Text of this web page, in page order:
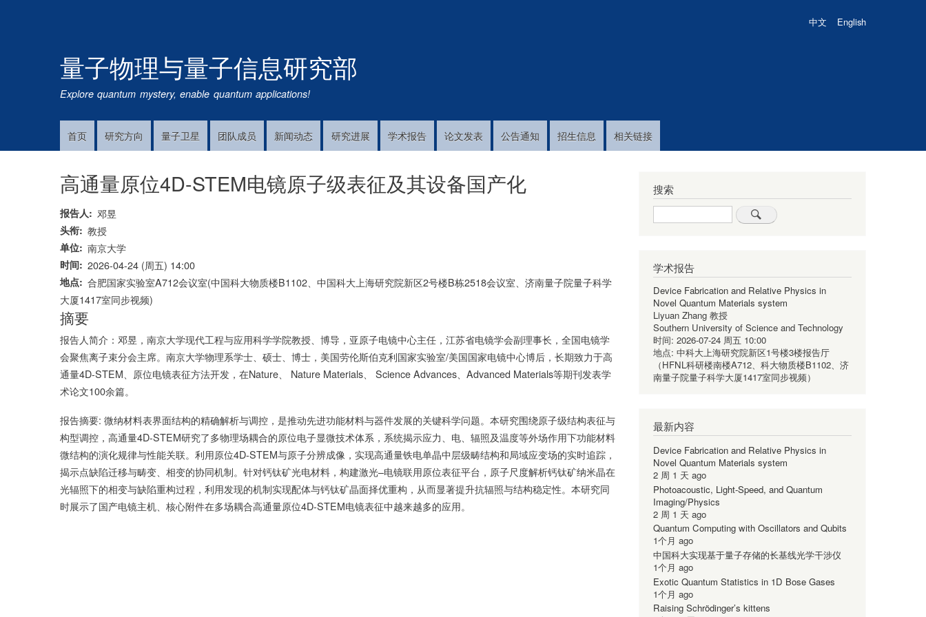
中文 English
量子物理与量子信息研究部
Explore quantum mystery, enable quantum applications!
Main首页 研究方向 量子卫星 团队成员 新闻动态 研究进展 学术报告 论文发表 公告通知 招生信息 相关链接
高通量原位4D-STEM电镜原子级表征及其设备国产化
报告人 邓昱
头衔 教授
单位 南京大学
时间 2026-04-24 (周五) 14:00
地点
合肥国家实验室A712会议室(中国科大物质楼B1102、中国科大上海研究院新区2号楼B栋2518会议室、济南量子院量子科学
大厦1417室同步视频)
摘要
报告人简介：邓昱，南京大学现代工程与应用科学学院教授、博导，亚原子电镜中心主任，江苏省电镜学会副理事长，全国电镜学
会聚焦离子束分会主席。南京大学物理系学士、硕士、博士，美国劳伦斯伯克利国家实验室/美国国家电镜中心博后，长期致力于高
通量4D-STEM、原位电镜表征方法开发，在Nature、 Nature Materials、 Science Advances、Advanced Materials等期刊发表学
术论文100余篇。
报告摘要: 微纳材料表界面结构的精确解析与调控，是推动先进功能材料与器件发展的关键科学问题。本研究围绕原子级结构表征与
构型调控，高通量4D-STEM研究了多物理场耦合的原位电子显微技术体系，系统揭示应力、电、辐照及温度等外场作用下功能材料
微结构的演化规律与性能关联。利用原位4D-STEM与原子分辨成像，实现高通量铁电单晶中层级畴结构和局域应变场的实时追踪，
揭示点缺陷迁移与畴变、相变的协同机制。针对钙钛矿光电材料，构建激光–电镜联用原位表征平台，原子尺度解析钙钛矿纳米晶在
光辐照下的相变与缺陷重构过程，利用发现的机制实现配体与钙钛矿晶面择优重构，从而显著提升抗辐照与结构稳定性。本研究同
时展示了国产电镜主机、核心附件在多场耦合高通量原位4D-STEM电镜表征中越来越多的应用。
搜索
Search
学术报告
Device Fabrication and Relative Physics in
Novel Quantum Materials system
Liyuan Zhang 教授
Southern University of Science and Technology
时间: 2026-07-24 周五 10:00
地点: 中科大上海研究院新区1号楼3楼报告厅
（HFNL科研楼南楼A712、科大物质楼B1102、济
南量子院量子科学大厦1417室同步视频）
最新内容
Device Fabrication and Relative Physics in
Novel Quantum Materials system
2 周 1 天 ago
Photoacoustic, Light-Speed, and Quantum
Imaging/Physics
2 周 1 天 ago
Quantum Computing with Oscillators and Qubits
1个月 ago
中国科大实现基于量子存储的长基线光学干涉仪
1个月 ago
Exotic Quantum Statistics in 1D Bose Gases
1个月 ago
Raising Schrödinger’s kittens